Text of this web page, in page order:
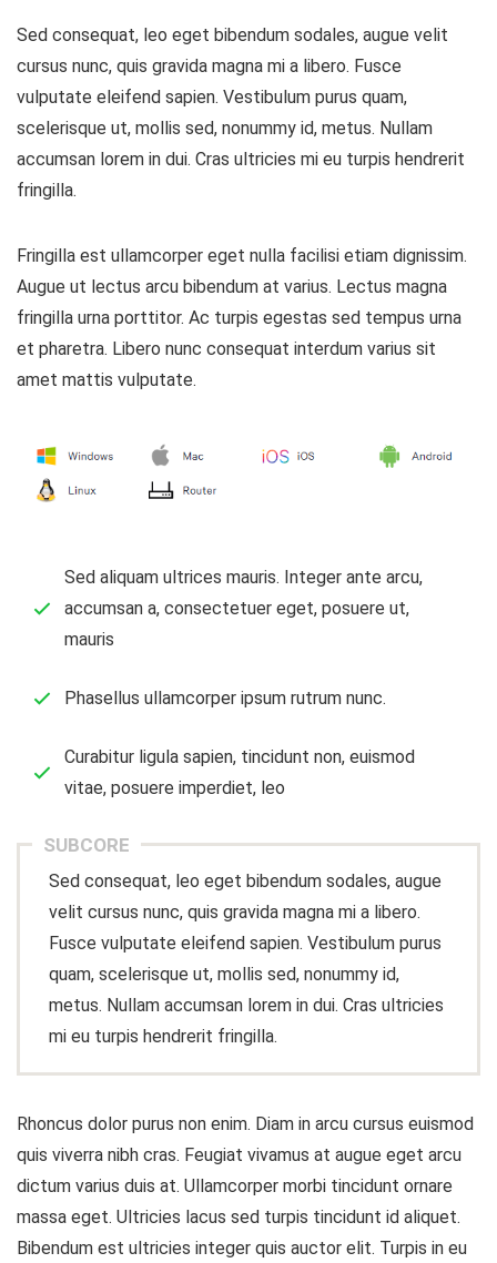
Sed consequat, leo eget bibendum sodales, augue velit
cursus nunc, quis gravida magna mi a libero. Fusce
vulputate eleifend sapien. Vestibulum purus quam,
scelerisque ut, mollis sed, nonummy id, metus. Nullam
accumsan lorem in dui. Cras ultricies mi eu turpis hendrerit
fringilla.
Fringilla est ullamcorper eget nulla facilisi etiam dignissim.
Augue ut lectus arcu bibendum at varius. Lectus magna
fringilla urna porttitor. Ac turpis egestas sed tempus urna
et pharetra. Libero nunc consequat interdum varius sit
amet mattis vulputate.
Sed aliquam ultrices mauris. Integer ante arcu,
accumsan a, consectetuer eget, posuere ut,
mauris
Phasellus ullamcorper ipsum rutrum nunc.
Curabitur ligula sapien, tincidunt non, euismod
vitae, posuere imperdiet, leo
SUBCORE
Sed consequat, leo eget bibendum sodales, augue
velit cursus nunc, quis gravida magna mi a libero.
Fusce vulputate eleifend sapien. Vestibulum purus
quam, scelerisque ut, mollis sed, nonummy id,
metus. Nullam accumsan lorem in dui. Cras ultricies
mi eu turpis hendrerit fringilla.
Rhoncus dolor purus non enim. Diam in arcu cursus euismod
quis viverra nibh cras. Feugiat vivamus at augue eget arcu
dictum varius duis at. Ullamcorper morbi tincidunt ornare
massa eget. Ultricies lacus sed turpis tincidunt id aliquet.
Bibendum est ultricies integer quis auctor elit. Turpis in eu